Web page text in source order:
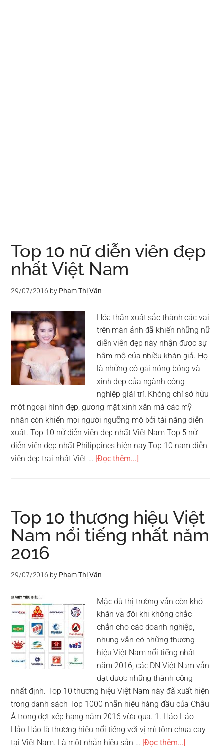
Top 10 nữ diễn viên đẹp
nhất Việt Nam
29/07/2016 by Phạm Thị Vân
Hóa thân xuất sắc thành các vai
trên màn ảnh đã khiến những nữ
diễn viên đẹp này nhận được sự
hâm mộ của nhiều khán giả. Họ
là những cô gái nóng bỏng và
xinh đẹp của ngành công
nghiệp giải trí. Không chỉ sở hữu
một ngoại hình đẹp, gương mặt xinh xắn mà các mỹ
nhân còn khiến mọi người ngưỡng mộ bởi tài năng diễn
xuất. Top 10 nữ diễn viên đẹp nhất Việt Nam Top 5 nữ
diễn viên đẹp nhất Philippines hiện nay Top 10 nam diễn
viên đẹp trai nhất Việt … [Đọc thêm...]
viên
đẹp
nhất
Top 10 thương hiệu Việt
Nam nổi tiếng nhất năm
2016
29/07/2016 by Phạm Thị Vân
Mặc dù thị trường vẫn còn khó
khăn và đôi khi không chắc
chắn cho các doanh nghiệp,
nhưng vẫn có những thương
hiệu Việt Nam nổi tiếng nhất
năm 2016, các DN Việt Nam vẫn
đạt được những thành công
nhất định. Top 10 thương hiệu Việt Nam này đã xuất hiện
trong danh sách Top 1000 nhãn hiệu hàng đầu của Châu
Á trong đợt xếp hạng năm 2016 vừa qua. 1. Hảo Hảo
Hảo Hảo là thương hiệu nổi tiếng với vị mì tôm chua cay
tại Việt Nam. Là một nhãn hiệu sản … [Đọc thêm...]